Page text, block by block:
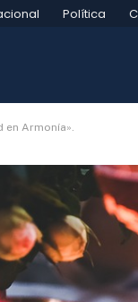
Política
en Armonía».